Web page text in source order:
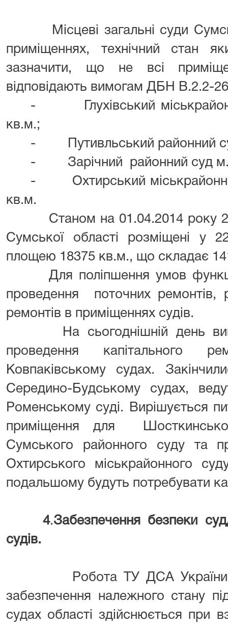
Місцеві загальні суди
приміщеннях, технічний стан
зазначити, що не всі
відповідають вимогам ДБН
- Глухівський
кв.м.;
- Путивльський районний
- Зарічний районний суд м.
- Охтирський
кв.м.
Станом на 01.04.2014 року
Сумської області розміщені у
площею 18375 кв.м., що складає
Для поліпшення умов
проведення поточних ремонтів,
ремонтів в приміщеннях судів.
На сьогоднішній день
проведення капітального
Ковпаківському судах.
Середино-Будському судах,
Роменському суді. Вирішується
приміщення для
Сумського районного суду та
Охтирського міськрайонного
подальшому будуть потребувати
4.Забезпечення безпеки
судів.
Робота ТУ ДСА України в
забезпечення належного стану
судах області здійснюється при